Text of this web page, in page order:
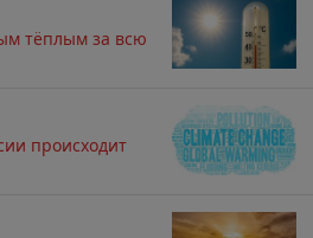
тёплым за всю
происходит